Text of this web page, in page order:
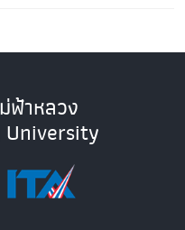
ฟ้าหลวง
University